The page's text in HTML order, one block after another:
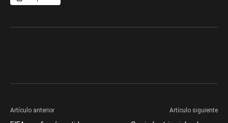
Artículo anterior Artículo siguiente